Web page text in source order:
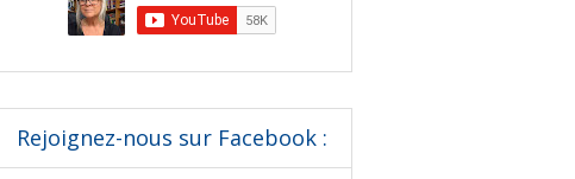
Rejoignez-nous sur Facebook :